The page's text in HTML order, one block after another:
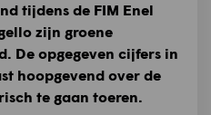
tijdens de FIM Enel
zijn groene
De opgegeven cijfers in
hoopgevend over de
te gaan toeren.